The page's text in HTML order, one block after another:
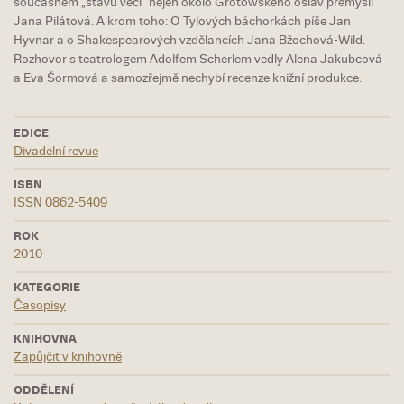
Jana Pilátová. A krom toho: O Tylových báchorkách píše Jan
Hyvnar a o Shakespearových vzdělancích Jana Bžochová-Wild.
Rozhovor s teatrologem Adolfem Scherlem vedly Alena Jakubcová
a Eva Šormová a samozřejmě nechybí recenze knižní produkce.
EDICE
Divadelní revue
ISBN
ISSN 0862-5409
ROK
2010
KATEGORIE
Časopisy
KNIHOVNA
Zapůjčit v knihovně
ODDĚLENÍ